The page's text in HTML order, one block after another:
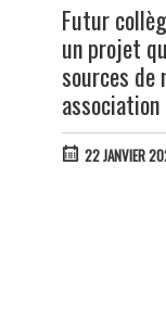
Futur
un projet
sources de
association
22 JANVIER